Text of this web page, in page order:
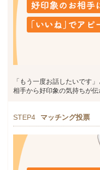
「もう一度お話したいです」
相手から好印象の気持ちが伝
STEP4 マッチング投票